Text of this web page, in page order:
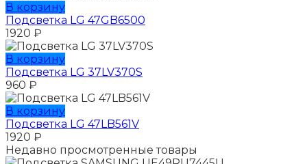
В корзину
Подсветка LG 47GB6500
1920 ₽
В корзину
Подсветка LG 37LV370S
960 ₽
В корзину
Подсветка LG 47LB561V
1920 ₽
Недавно просмотренные товары